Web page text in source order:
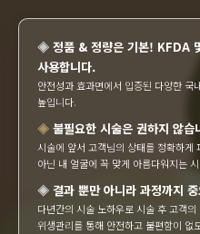
◈ 정품 & 정량은 기본! KFDA
사용합니다.
안전성과 효과면에서 입증된 다양한 국
높입니다.
◈ 불필요한 시술은 권하지 않습
시술에 앞서 고객님의 상태를 정확하게
아닌 내 얼굴에 꼭 맞게 아름다워지는
◈ 결과 뿐만 아니라 과정까지
다년간의 시술 노하우로 시술 후 고객
위생관리를 통해 안전하고 불편함이 없